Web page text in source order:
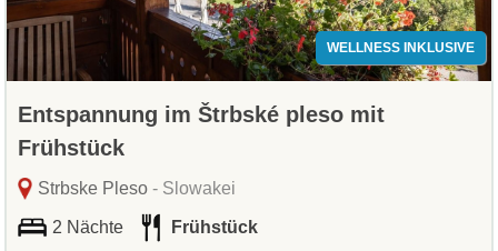
WELLNESS INKLUSIVE
Entspannung im Štrbské pleso mit
Frühstück
Strbske Pleso- Slowakei
2 Nächte Frühstück